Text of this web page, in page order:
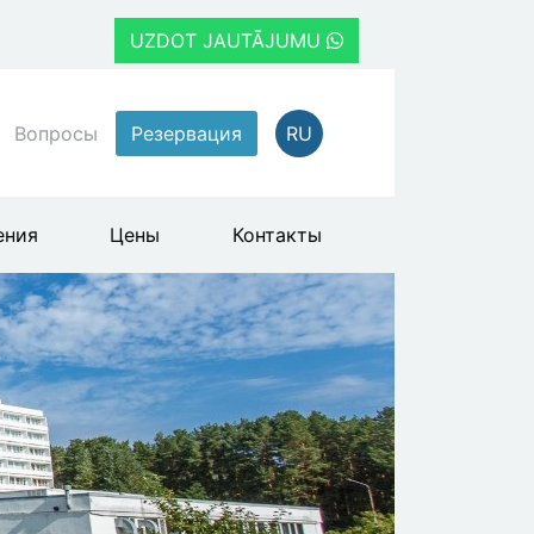
UZDOT JAUTĀJUMU
Вопросы Резервация RU
Цены Контакты